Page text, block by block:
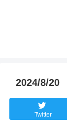
2024/8/20
Twitter